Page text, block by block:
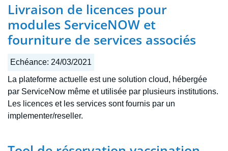
Livraison de licences pour
modules ServiceNOW et
fourniture de services associés
Echéance: 24/03/2021
La plateforme actuelle est une solution cloud, hébergée
par ServiceNow même et utilisée par plusieurs institutions.
Les licences et les services sont fournis par un
implementer/reseller.